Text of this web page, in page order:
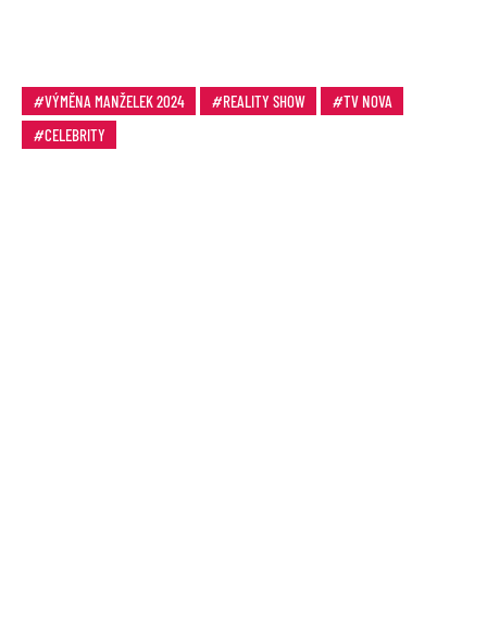
VÝMĚNA MANŽELEK 2024 REALITY SHOW
TV NOVA
CELEBRITY